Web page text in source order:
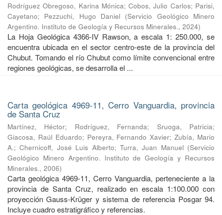
Rodríguez Obregoso, Karina Mónica;Cobos, Julio Carlos; Parisi,
Cayetano; Pezzuchi, Hugo Daniel (Servicio Geológico Minero
Argentino. Instituto de Geología y Recursos Minerales., 2024)
La Hoja Geológica 4366-IV Rawson, a escala 1: 250.000, se
encuentra ubicada en el sector centro-este de la provincia del
Chubut. Tomando el río Chubut como límite convencional entre
regiones geológicas, se desarrolla el ...
Carta geológica 4969-11, Cerro Vanguardia, provincia
de Santa Cruz
Martínez, Héctor; Rodríguez, Fernanda; Sruoga, Patricia;
Giacosa, Raúl Eduardo; Pereyra, Fernando Xavier;Zubía, Mario
A.;Chernicoff, José Luis Alberto; Turra, Juan Manuel (Servicio
Geológico Minero Argentino. Instituto de Geología y Recursos
Minerales., 2006)
Carta geológica 4969-11, Cerro Vanguardia, perteneciente a la
provincia de Santa Cruz, realizado en escala 1:100.000 con
proyección Gauss-Krüger y sistema de referencia Posgar 94.
Incluye cuadro estratigráfico y referencias.